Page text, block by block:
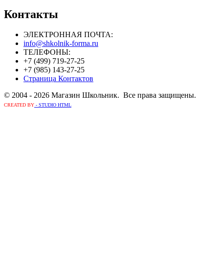
Контакты
ЭЛЕКТРОННАЯ ПОЧТА:
info@shkolnik-forma.ru
ТЕЛЕФОНЫ:
+7 (499) 719-27-25
+7 (985) 143-27-25
Страница Контактов
© 2004 - 2026 Магазин Школьник. Все права защищены.
CREATED BY - STUDIO HTML